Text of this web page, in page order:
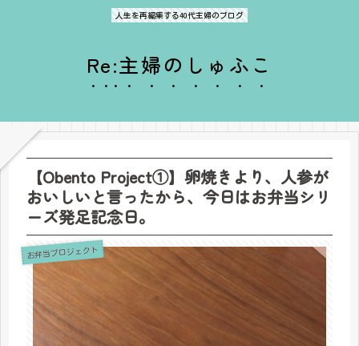
人生を再編集する40代主婦のブログ
Re:主婦のしゅふこ
【Obento Project①】卵焼きより、人参が
おいしいと言ったから、今日はお弁当シリ
ーズ発足記念日。
お弁当プロジェクト